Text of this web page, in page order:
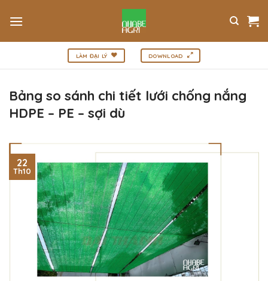
qua
nội
dung
LÀM ĐẠI LÝ DOWNLOAD
Bảng so sánh chi tiết lưới chống nắng
HDPE – PE – sợi dù
22
Th10